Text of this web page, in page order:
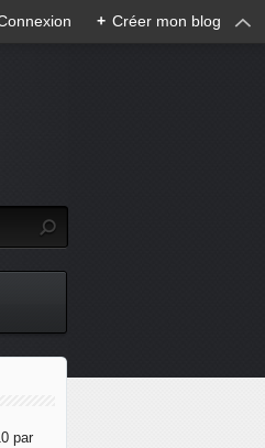
+ Créer mon blog
par